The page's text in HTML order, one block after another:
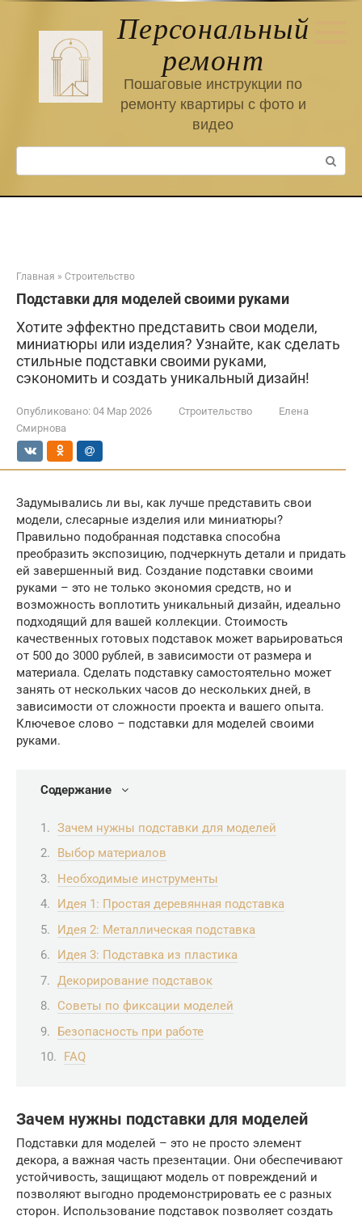
Персональный
ремонт
Пошаговые инструкции по
ремонту квартиры с фото и
видео
Поиск:
Главная » Строительство
Подставки для моделей своими руками
Хотите эффектно представить свои модели,
миниатюры или изделия? Узнайте, как сделать
стильные подставки своими руками,
сэкономить и создать уникальный дизайн!
Опубликовано: 04 Мар 2026 Строительство
Елена
Смирнова
Задумывались ли вы, как лучше представить свои
модели, слесарные изделия или миниатюры?
Правильно подобранная подставка способна
преобразить экспозицию, подчеркнуть детали и придать
ей завершенный вид. Создание подставки своими
руками – это не только экономия средств, но и
возможность воплотить уникальный дизайн, идеально
подходящий для вашей коллекции. Стоимость
качественных готовых подставок может варьироваться
от 500 до 3000 рублей, в зависимости от размера и
материала. Сделать подставку самостоятельно может
занять от нескольких часов до нескольких дней, в
зависимости от сложности проекта и вашего опыта.
Ключевое слово – подставки для моделей своими
руками.
Содержание
Зачем нужны подставки для моделей
Выбор материалов
Необходимые инструменты
Идея 1: Простая деревянная подставка
Идея 2: Металлическая подставка
Идея 3: Подставка из пластика
Декорирование подставок
Советы по фиксации моделей
Безопасность при работе
FAQ
Зачем нужны подставки для моделей
Подставки для моделей – это не просто элемент
декора, а важная часть презентации. Они обеспечивают
устойчивость, защищают модель от повреждений и
позволяют выгодно продемонстрировать ее с разных
сторон. Использование подставок позволяет создать